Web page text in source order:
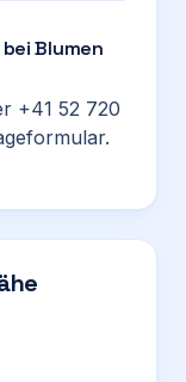
Blumen
+41 52 720